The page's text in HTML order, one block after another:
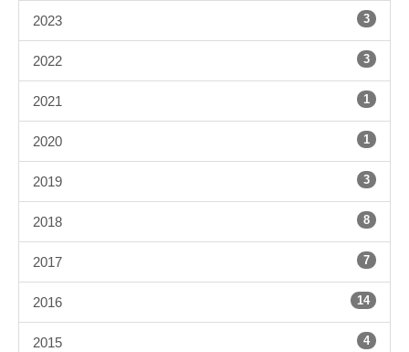
2023 3
2022 3
2021 1
2020 1
2019 3
2018 8
2017 7
2016 14
2015 4